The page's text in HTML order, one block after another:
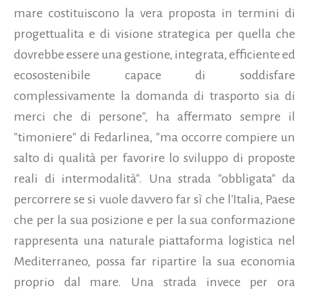
mare costituiscono la vera proposta in termini di
progettualita e di visione strategica per quella che
dovrebbe essere una gestione, integrata, efficiente ed
ecosostenibile capace di soddisfare
complessivamente la domanda di trasporto sia di
merci che di persone", ha affermato sempre il
"timoniere" di Fedarlinea, "ma occorre compiere un
salto di qualità per favorire lo sviluppo di proposte
reali di intermodalità". Una strada "obbligata" da
percorrere se si vuole davvero far sì che l'Italia, Paese
che per la sua posizione e per la sua conformazione
rappresenta una naturale piattaforma logistica nel
Mediterraneo, possa far ripartire la sua economia
proprio dal mare. Una strada invece per ora